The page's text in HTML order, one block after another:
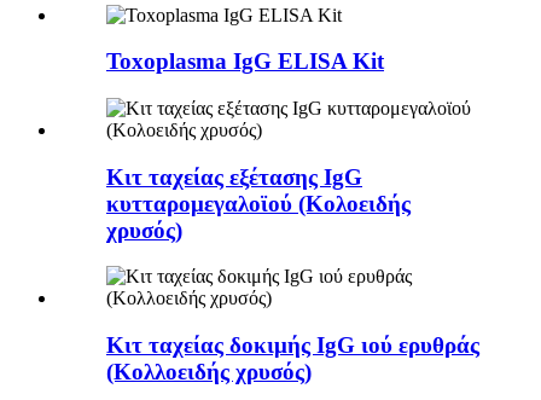
Toxoplasma IgG ELISA Kit
Κιτ ταχείας εξέτασης IgG
κυτταρομεγαλοϊού (Κολοειδής
χρυσός)
Κιτ ταχείας δοκιμής IgG ιού ερυθράς
(Κολλοειδής χρυσός)